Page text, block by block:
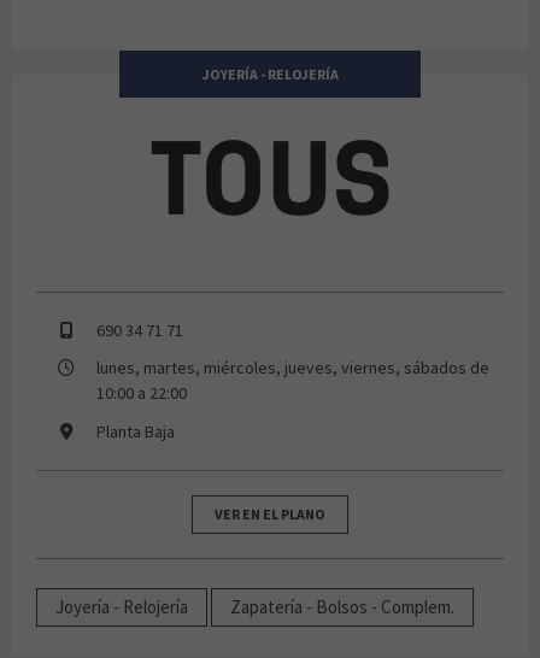
JOYERÍA - RELOJERÍA
Tous
690 34 71 71
lunes, martes, miércoles, jueves, viernes, sábados de
10:00 a 22:00
Planta Baja
VER EN EL PLANO
Joyería - Relojería Zapatería - Bolsos - Complem.